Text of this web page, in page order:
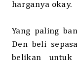
harganya okay.
Yang paling
Den beli
belikan untuk